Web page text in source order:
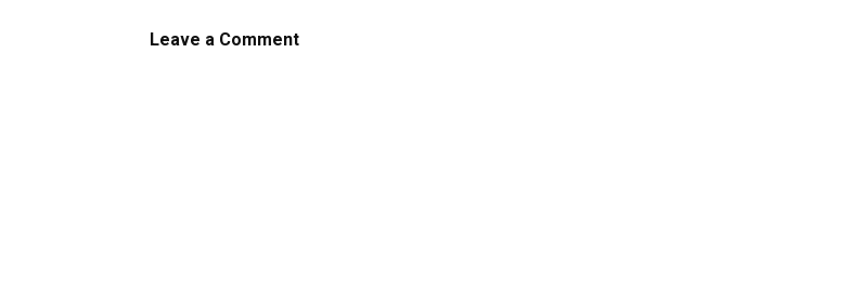
Leave a Comment